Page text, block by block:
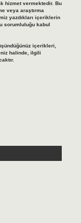
hizmet vermektedir. Bu
veya araştırma
yazdıkları içeriklerin
sorumluluğu kabul
içerikleri,
halinde, ilgili